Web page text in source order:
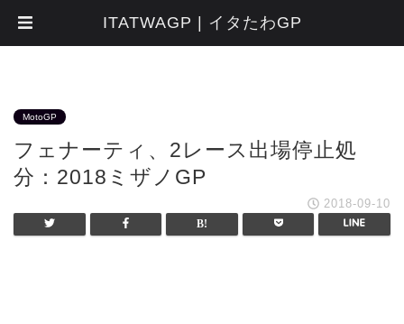
MotoGP
フェナーティ、2レース出場停止処
分：2018ミザノGP
2018-09-10
ITATWAGP | イタたわGP